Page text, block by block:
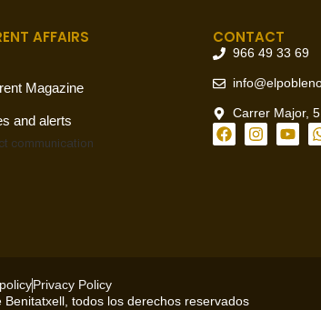
AFFAIRS
Magazine
and alerts
communication
CONTACT
966 49 33 69
Carrer Major,
Privacy Policy
todos los derechos reservados